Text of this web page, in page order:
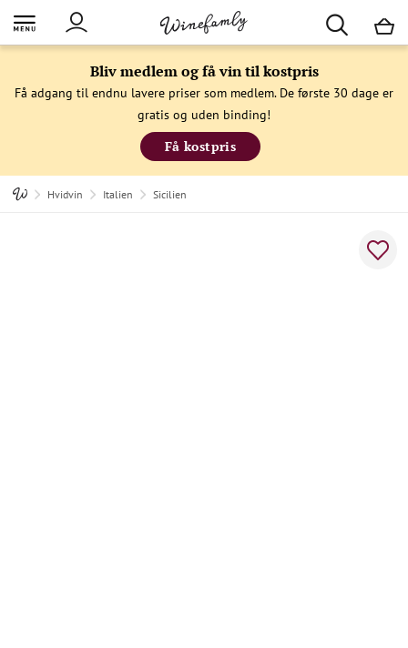
Bliv medlem og få vin til kostpris
Få adgang til endnu lavere priser som medlem. De første 30 dage er
gratis og uden binding!
Få kostpris
Hvidvin Italien Sicilien